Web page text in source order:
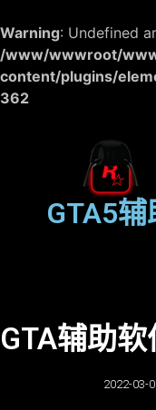
Warning: Undefined
/www/wwwroot/
content/plugins/
362
GTA5辅
GTA辅助
2022-03-